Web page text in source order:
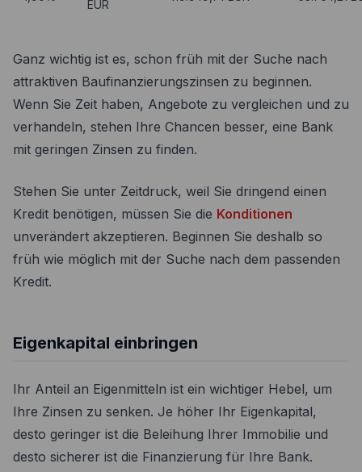
EUR
Ganz wichtig ist es, schon früh mit der Suche nach
attraktiven Baufinanzierungszinsen zu beginnen.
Wenn Sie Zeit haben, Angebote zu vergleichen und zu
verhandeln, stehen Ihre Chancen besser, eine Bank
mit geringen Zinsen zu finden.
Stehen Sie unter Zeitdruck, weil Sie dringend einen
Kredit benötigen, müssen Sie die Konditionen
unverändert akzeptieren. Beginnen Sie deshalb so
früh wie möglich mit der Suche nach dem passenden
Kredit.
Eigenkapital einbringen
Ihr Anteil an Eigenmitteln ist ein wichtiger Hebel, um
Ihre Zinsen zu senken. Je höher Ihr Eigenkapital,
desto geringer ist die Beleihung Ihrer Immobilie und
desto sicherer ist die Finanzierung für Ihre Bank.